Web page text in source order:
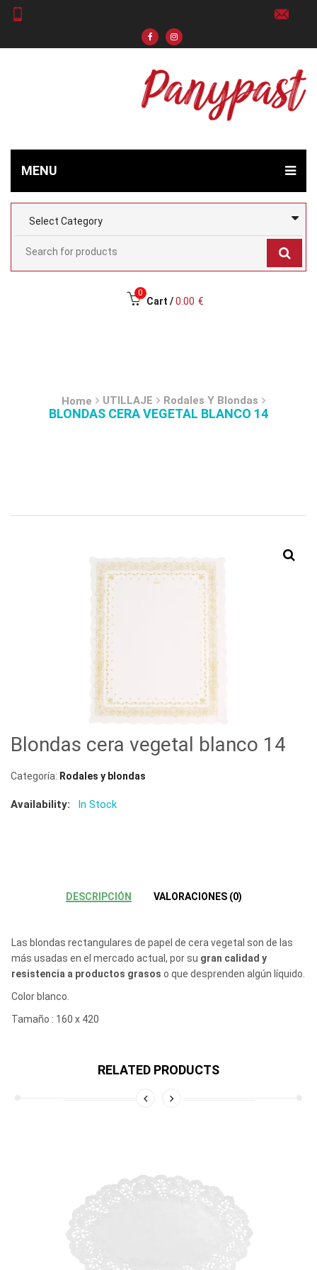
MENU
0
Cart / 0.00 €
Home UTILLAJE Rodales Y Blondas
BLONDAS CERA VEGETAL BLANCO 14
Blondas cera vegetal blanco 14
Categoría: Rodales y blondas
Availability: In Stock
DESCRIPCIÓN VALORACIONES (0)
Las blondas rectangulares de papel de cera vegetal son de las
más usadas en el mercado actual, por su gran calidad y
resistencia a productos grasos o que desprenden algún líquido.
Color blanco.
Tamaño : 160 x 420
RELATED PRODUCTS